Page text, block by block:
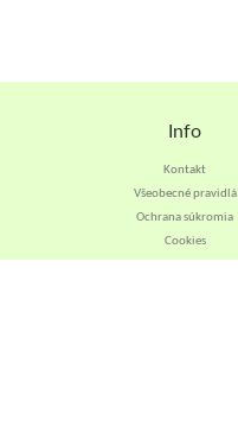
Info
Kontakt
Všeobecné pravidlá
Ochrana súkromia
Cookies